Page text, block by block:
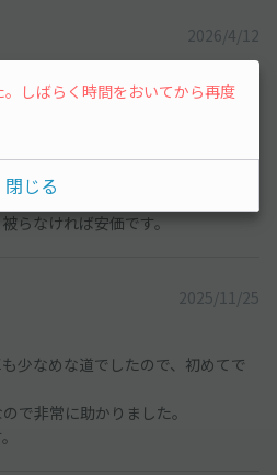
2026/4/12
います。
ドアの開け閉め等なるべく静かに
ほど苦になりません。
塚美術館の駐車場に停めていま
らなければ安価です。
2025/11/25
少なめな道でしたので、初めてで
で非常に助かりました。
しばらく時間をおいてから再度
閉じる